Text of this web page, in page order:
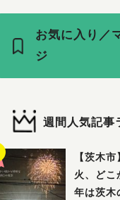
お気に入り／
ジ
週間人気記事
【茨木
火、どこ
年は茨木